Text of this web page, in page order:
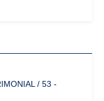
/ 53 -